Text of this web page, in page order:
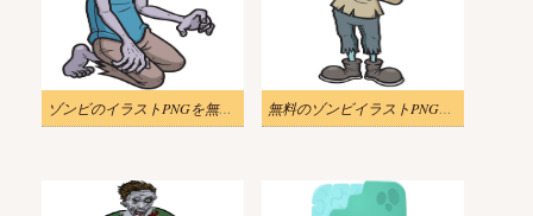
ゾンビのイラストPNGを無料でダウンロード 無料のゾンビイラストPNG画像